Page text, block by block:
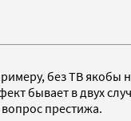
без ТВ якобы
бывает в двух
престижа.